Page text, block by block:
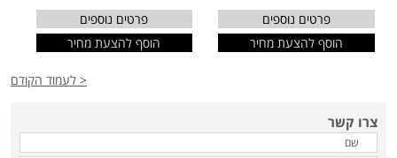
פרטים נוספים
הוסף להצעת מחיר
פרטים נוספים
הוסף להצעת מחיר
< לעמוד הקודם
צרו קשר